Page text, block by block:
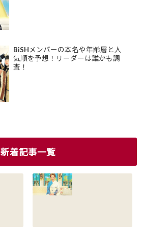
BiSHメンバーの本名や年齢層と人
気順を予想！リーダーは誰かも調
査！
新着記事一覧